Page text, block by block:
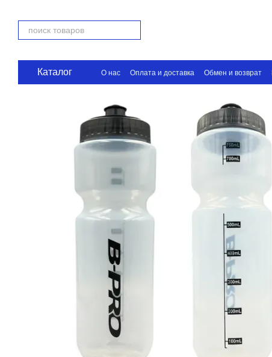
Каталог О нас Оплата и доставка Обмен и возврат